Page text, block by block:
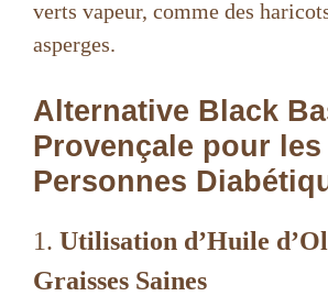
verts vapeur, comme des
asperges.
Alternative Black
Provençale pour les
Personnes
1. Utilisation d’Huile
Graisses Saines